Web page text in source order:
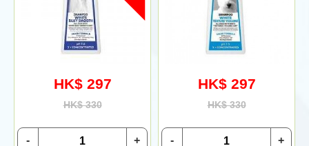
HK$ 297
HK$ 330
+
-
HK$ 297
HK$ 330
+
-